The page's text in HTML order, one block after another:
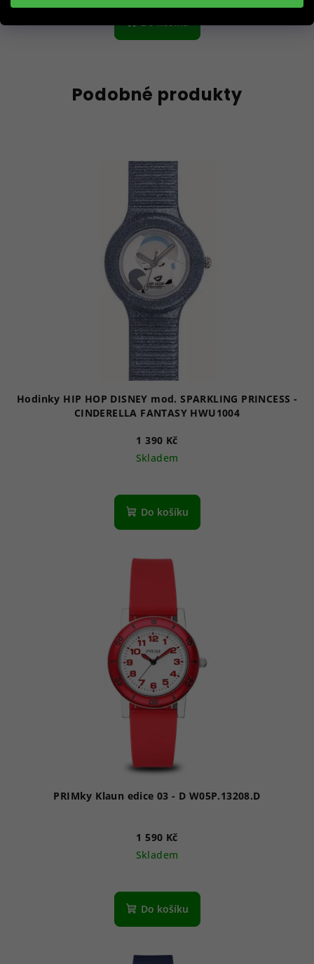
Do košíku
Podobné produkty
Hodinky HIP HOP DISNEY mod. SPARKLING PRINCESS -
CINDERELLA FANTASY HWU1004
1 390 Kč
Skladem
Do košíku
PRIMky Klaun edice 03 - D W05P.13208.D
1 590 Kč
Skladem
Do košíku